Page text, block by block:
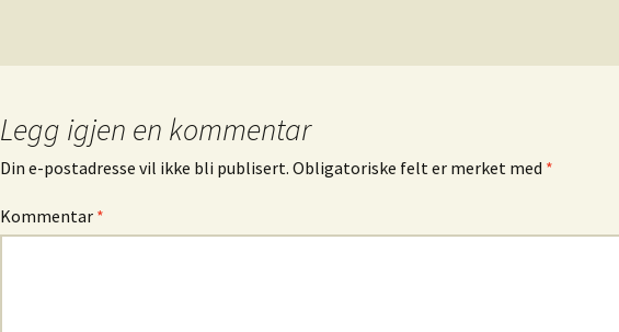
Legg igjen en kommentar
Din e-postadresse vil ikke bli publisert. Obligatoriske felt er merket med *
Kommentar *